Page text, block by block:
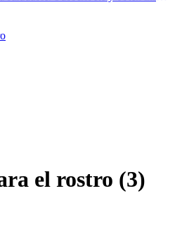
el rostro (3)